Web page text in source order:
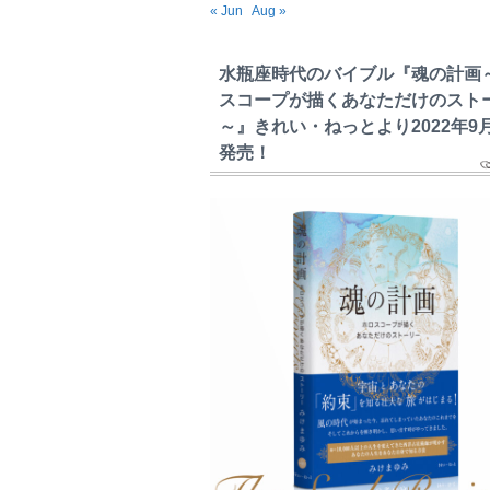
« Jun
Aug »
水瓶座時代のバイブル『魂の計画
スコープが描くあなただけのスト
～』きれい・ねっとより2022年9
発売！